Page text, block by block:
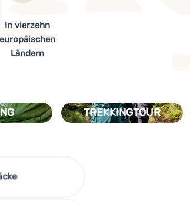
In vierzehn
europäischen
Ländern
TREKKINGTOUR